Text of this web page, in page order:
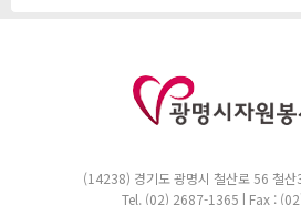
(14238) 경기도 광명시 철산로 56 철
Tel. (02) 2687-1365 | Fax :